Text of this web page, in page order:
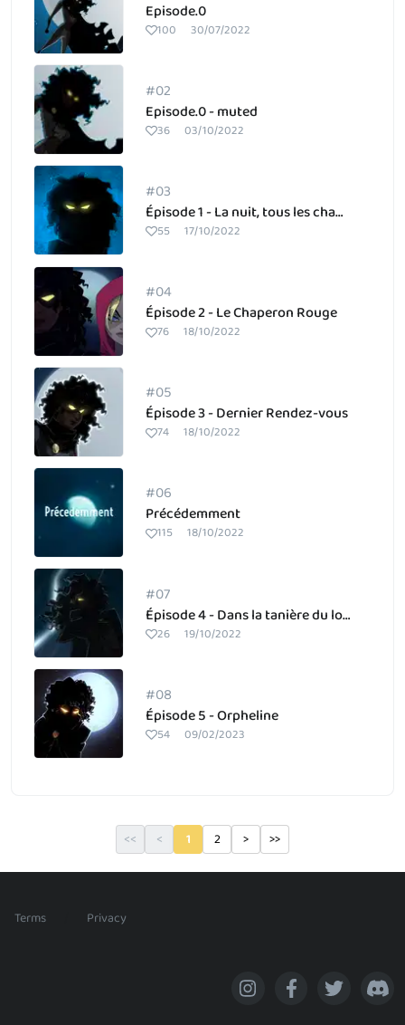
Episode.0
100 30/07/2022
#02
Episode.0 - muted
36 03/10/2022
#03
Épisode 1 - La nuit, tous les chaperons sont gris
55 17/10/2022
#04
Épisode 2 - Le Chaperon Rouge
76 18/10/2022
#05
Épisode 3 - Dernier Rendez-vous
74 18/10/2022
#06
Précédemment
115 18/10/2022
#07
Épisode 4 - Dans la tanière du loup
26 19/10/2022
#08
Épisode 5 - Orpheline
54 09/02/2023
<< < 1 2 > >>
Terms Privacy